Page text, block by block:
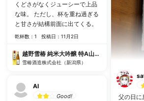
くどさがなくジューシーで上品
な味。 ただし、杯を重ね過ぎる
と甘さが結構前面に出てくる。
乾杯数：1 投稿日：11月2日
越野雪椿 純米大吟醸 特A山田錦
雪椿酒造株式会社（新潟県）
父の日に
AI
Good!